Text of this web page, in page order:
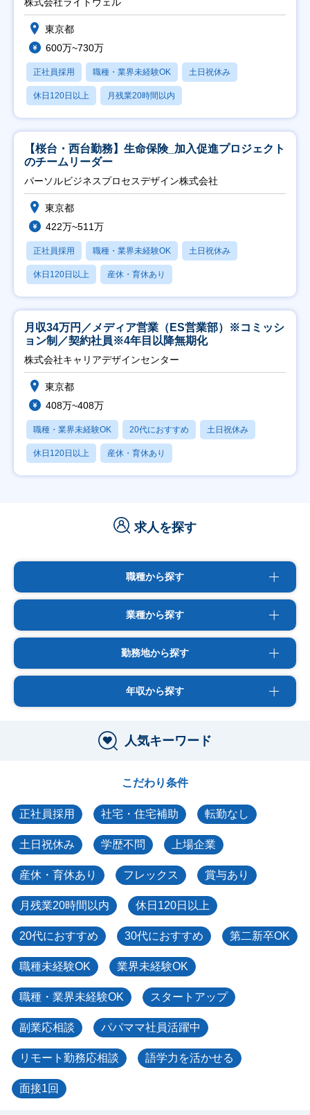
東京都
600万~730万
正社員採用 職種・業界未経験OK 土日祝休み
休日120日以上 月残業20時間以内
【桜台・西台勤務】生命保険_加入促進プロジェクト
のチームリーダー
パーソルビジネスプロセスデザイン株式会社
東京都
422万~511万
正社員採用 職種・業界未経験OK 土日祝休み
休日120日以上 産休・育休あり
月収34万円／メディア営業（ES営業部）※コミッシ
ョン制／契約社員※4年目以降無期化
株式会社キャリアデザインセンター
東京都
408万~408万
職種・業界未経験OK 20代におすすめ 土日祝休み
休日120日以上 産休・育休あり
求人を探す
職種から探す
業種から探す
勤務地から探す
年収から探す
人気キーワード
こだわり条件
正社員採用 社宅・住宅補助 転勤なし
土日祝休み 学歴不問 上場企業
産休・育休あり フレックス 賞与あり
月残業20時間以内 休日120日以上
20代におすすめ 30代におすすめ 第二新卒OK
職種未経験OK 業界未経験OK
職種・業界未経験OK スタートアップ
副業応相談 パパママ社員活躍中
リモート勤務応相談 語学力を活かせる
面接1回